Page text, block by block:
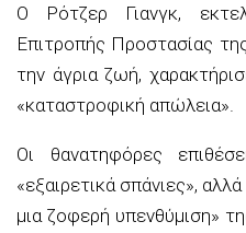
Ο Ρότζερ Γιανγκ,
Επιτροπής Προστασίας
την άγρια ζωή,
«καταστροφική απώλεια».
Οι θανατηφόρες
«εξαιρετικά σπάνιες»,
μια ζοφερή υπενθύμιση»